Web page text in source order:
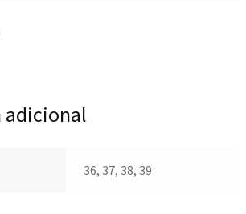
adicional
36, 37, 38, 39